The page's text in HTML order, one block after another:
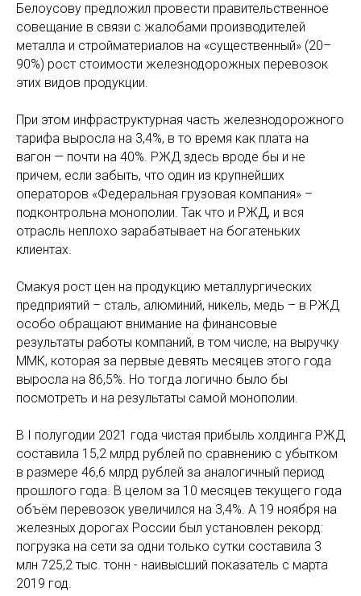
Белоусову предложил провести правительственное
совещание в связи с жалобами производителей
металла и стройматериалов на «существенный» (20–
90%) рост стоимости железнодорожных перевозок
этих видов продукции.
При этом инфраструктурная часть железнодорожного
тарифа выросла на 3,4%, в то время как плата на
вагон — почти на 40%. РЖД здесь вроде бы и не
причем, если забыть, что один из крупнейших
операторов «Федеральная грузовая компания» –
подконтрольна монополии. Так что и РЖД, и вся
отрасль неплохо зарабатывает на богатеньких
клиентах.
Смакуя рост цен на продукцию металлургических
предприятий – сталь, алюминий, никель, медь – в РЖД
особо обращают внимание на финансовые
результаты работы компаний, в том числе, на выручку
ММК, которая за первые девять месяцев этого года
выросла на 86,5%. Но тогда логично было бы
посмотреть и на результаты самой монополии.
В I полугодии 2021 года чистая прибыль холдинга РЖД
составила 15,2 млрд рублей по сравнению с убытком
в размере 46,6 млрд рублей за аналогичный период
прошлого года. В целом за 10 месяцев текущего года
объём перевозок увеличился на 3,4%. А 19 ноября на
железных дорогах России был установлен рекорд:
погрузка на сети за одни только сутки составила 3
млн 725,2 тыс. тонн - наивысший показатель с марта
2019 год.